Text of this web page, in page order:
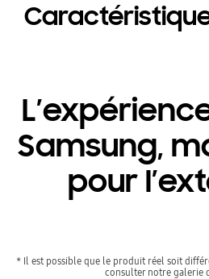
Samsung,
pour
* Il est possible que le produit réel soit
consulter notre galerie